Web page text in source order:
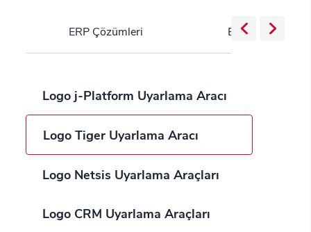
ERP Çözümleri Bulut Servisleri
Logo j-Platform Uyarlama Aracı
Logo Tiger Uyarlama Aracı
Logo Netsis Uyarlama Araçları
Logo CRM Uyarlama Araçları